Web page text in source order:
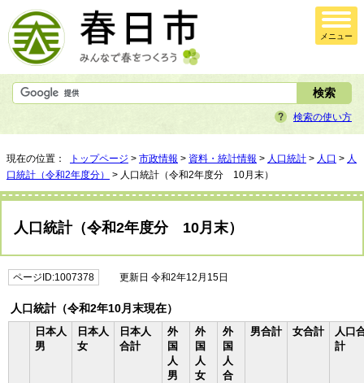
メニュー
検索の使い方
現在の位置： トップページ > 市政情報 > 資料・統計情報 > 人口統計 > 人口 > 人
口統計（令和2年度分）
> 人口統計（令和2年度分 10月末）
人口統計（令和2年度分 10月末）
ページID:1007378 更新日 令和2年12月15日
人口統計（令和2年10月末現在）
日本人
男
日本人
女
日本人
合計
外
国
人
男
外
国
人
女
外
国
人
合
男合計 女合計
人口
計